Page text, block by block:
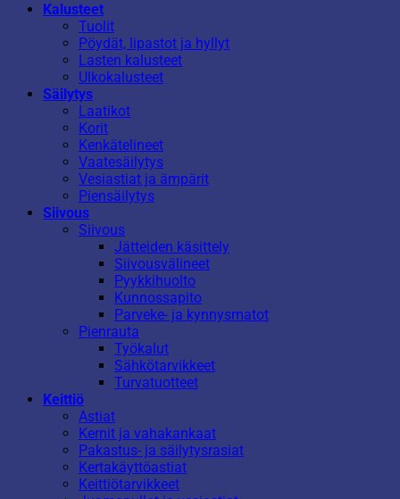
Kalusteet
Tuolit
Pöydät, lipastot ja hyllyt
Lasten kalusteet
Ulkokalusteet
Säilytys
Laatikot
Korit
Kenkätelineet
Vaatesäilytys
Vesiastiat ja ämpärit
Piensäilytys
Siivous
Siivous
Jätteiden käsittely
Siivousvälineet
Pyykkihuolto
Kunnossapito
Parveke- ja kynnysmatot
Pienrauta
Työkalut
Sähkötarvikkeet
Turvatuotteet
Keittiö
Astiat
Kernit ja vahakankaat
Pakastus- ja säilytysrasiat
Kertakäyttöastiat
Keittiötarvikkeet